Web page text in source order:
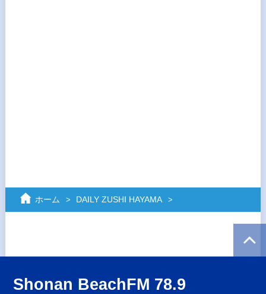
ホーム DAILY ZUSHI HAYAMA
Shonan BeachFM 78.9